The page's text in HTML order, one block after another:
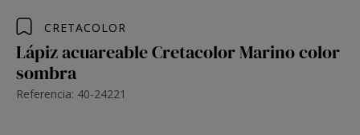
CRETACOLOR
Lápiz acuareable Cretacolor Marino color
sombra
Referencia: 40-24221